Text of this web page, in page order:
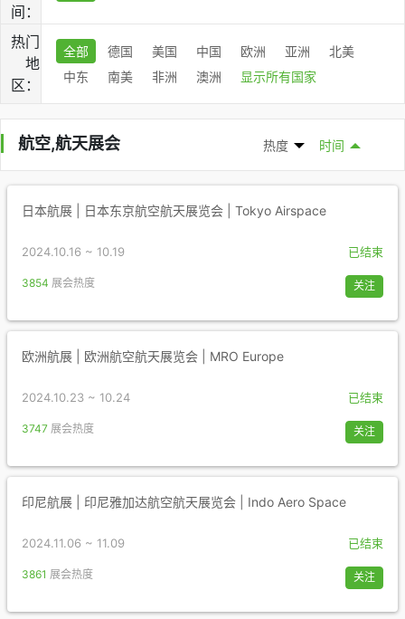
间：
热门
地
区：
全部 德国 美国 中国 欧洲 亚洲
北美
中东
南美 非洲 澳洲 显示所有国家
航空,航天展会 热度 时间
日本航展 | 日本东京航空航天展览会 | Tokyo Airspace
2024.10.16 ~ 10.19 已结束
3854 展会热度 关注
欧洲航展 | 欧洲航空航天展览会 | MRO Europe
2024.10.23 ~ 10.24 已结束
3747 展会热度 关注
印尼航展 | 印尼雅加达航空航天展览会 | Indo Aero Space
2024.11.06 ~ 11.09 已结束
3861 展会热度 关注